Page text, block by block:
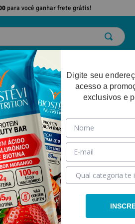
para você ganhar frete grátis!
FÍSICO
Digite seu
acesso a
exclusivos e